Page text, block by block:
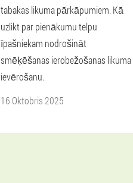
tabakas likuma pārkāpumiem. Kā
uzlikt par pienākumu telpu
īpašniekam nodrošināt
smēķēšanas ierobežošanas likuma
ievērošanu.
16 Oktobris 2025